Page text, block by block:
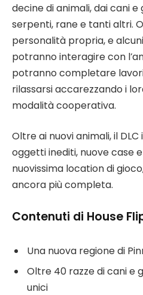
decine di animali, dai cani
serpenti, rane e tanti altri.
personalità propria, e
potranno interagire con
potranno completare
rilassarsi accarezzando i
modalità cooperativa.
Oltre ai nuovi animali, il
oggetti inediti, nuove case
nuovissima location di
ancora più completa.
Contenuti di House
Una nuova regione di
Oltre 40 razze di cani e
unici